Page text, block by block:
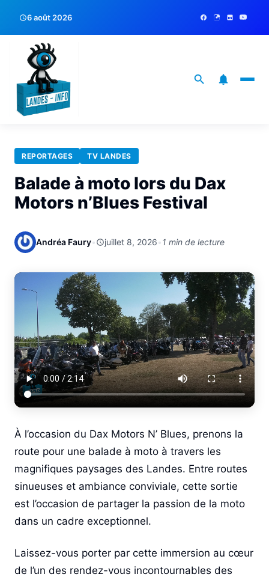
6 août 2026
REPORTAGES TV LANDES
Balade à moto lors du Dax
Motors n’Blues Festival
Andréa Faury• juillet 8, 2026•1 min de lecture
À l’occasion du Dax Motors N’ Blues, prenons la
route pour une balade à moto à travers les
magnifiques paysages des Landes. Entre routes
sinueuses et ambiance conviviale, cette sortie
est l’occasion de partager la passion de la moto
dans un cadre exceptionnel.
Laissez-vous porter par cette immersion au cœur
de l’un des rendez-vous incontournables des